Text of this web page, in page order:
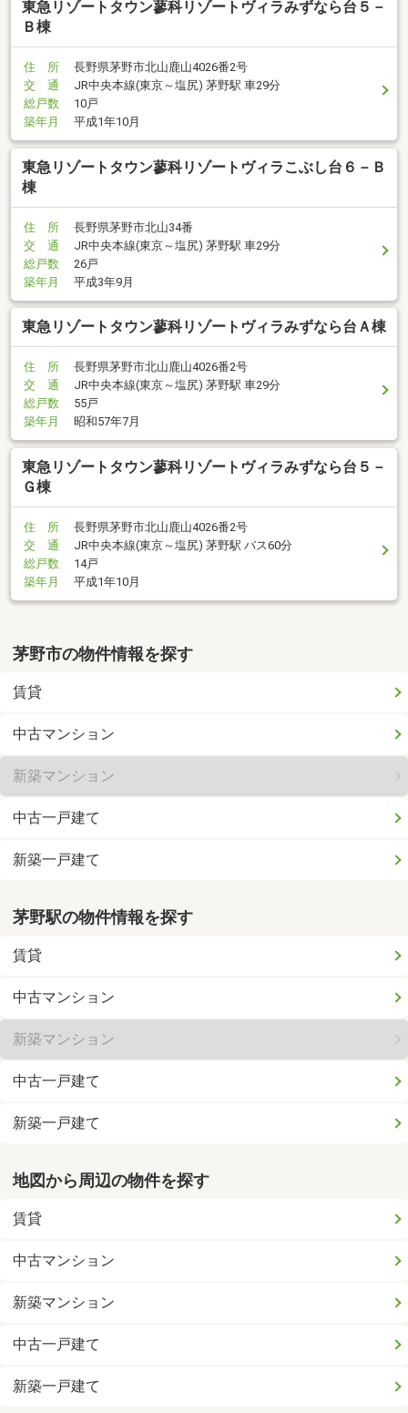
東急リゾートタウン蓼科リゾートヴィラみずなら台５－
Ｂ棟
住 所
長野県茅野市北山鹿山4026番2号
交 通
JR中央本線(東京～塩尻) 茅野駅 車29分
総戸数
10戸
築年月
平成1年10月
東急リゾートタウン蓼科リゾートヴィラこぶし台６－Ｂ
棟
住 所
長野県茅野市北山34番
交 通
JR中央本線(東京～塩尻) 茅野駅 車29分
総戸数
26戸
築年月
平成3年9月
東急リゾートタウン蓼科リゾートヴィラみずなら台Ａ棟
住 所
長野県茅野市北山鹿山4026番2号
交 通
JR中央本線(東京～塩尻) 茅野駅 車29分
総戸数
55戸
築年月
昭和57年7月
東急リゾートタウン蓼科リゾートヴィラみずなら台５－
Ｇ棟
住 所
長野県茅野市北山鹿山4026番2号
交 通
JR中央本線(東京～塩尻) 茅野駅 バス60分
総戸数
14戸
築年月
平成1年10月
茅野市の物件情報を探す
賃貸
中古マンション
新築マンション
中古一戸建て
新築一戸建て
茅野駅の物件情報を探す
賃貸
中古マンション
新築マンション
中古一戸建て
新築一戸建て
地図から周辺の物件を探す
賃貸
中古マンション
新築マンション
中古一戸建て
新築一戸建て